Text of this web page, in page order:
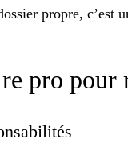
propre, c’est
pro pour